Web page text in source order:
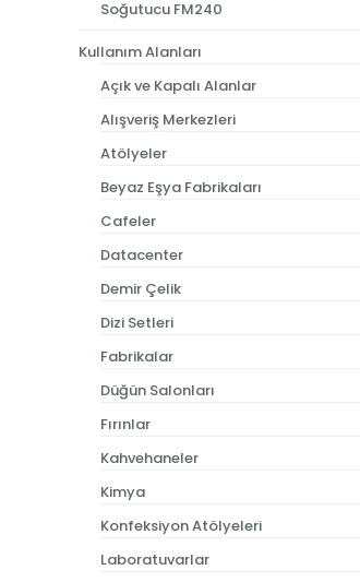
Soğutucu FM240
Kullanım Alanları
Açık ve Kapalı Alanlar
Alışveriş Merkezleri
Atölyeler
Beyaz Eşya Fabrikaları
Cafeler
Datacenter
Demir Çelik
Dizi Setleri
Fabrikalar
Düğün Salonları
Fırınlar
Kahvehaneler
Kimya
Konfeksiyon Atölyeleri
Laboratuvarlar